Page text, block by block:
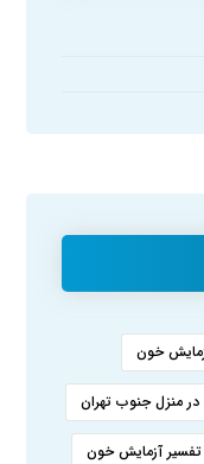
خون
منزل جنوب تهران
تفسیر آزمایش خون